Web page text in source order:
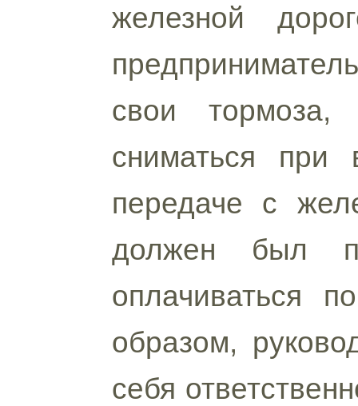
железной
свои тормоза,
сниматься при
передаче с
должен был
оплачиваться
образом,
себя